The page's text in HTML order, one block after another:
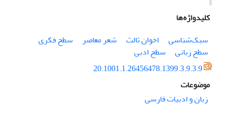
کلیدواژه‌ها
سبک‌شناسی
اخوان ثالث شعر معاصر
سطح فکری
سطح زبانی
سطح ادبی
20.1001.1.26456478.1399.3.9.3.9
موضوعات
زبان و ادبیات فارسی